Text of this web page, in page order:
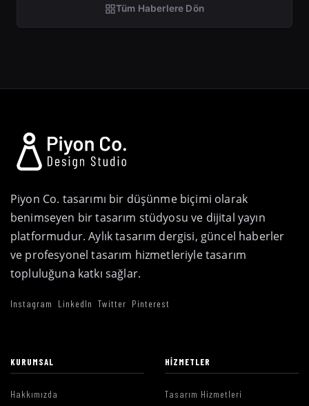
Tüm Haberlere Dön
Piyon Co. tasarımı bir düşünme biçimi olarak
benimseyen bir tasarım stüdyosu ve dijital yayın
platformudur. Aylık tasarım dergisi, güncel haberler
ve profesyonel tasarım hizmetleriyle tasarım
topluluğuna katkı sağlar.
Instagram LinkedIn Twitter Pinterest
KURUMSAL
Hakkımızda
HIZMETLER
Tasarım Hizmetleri